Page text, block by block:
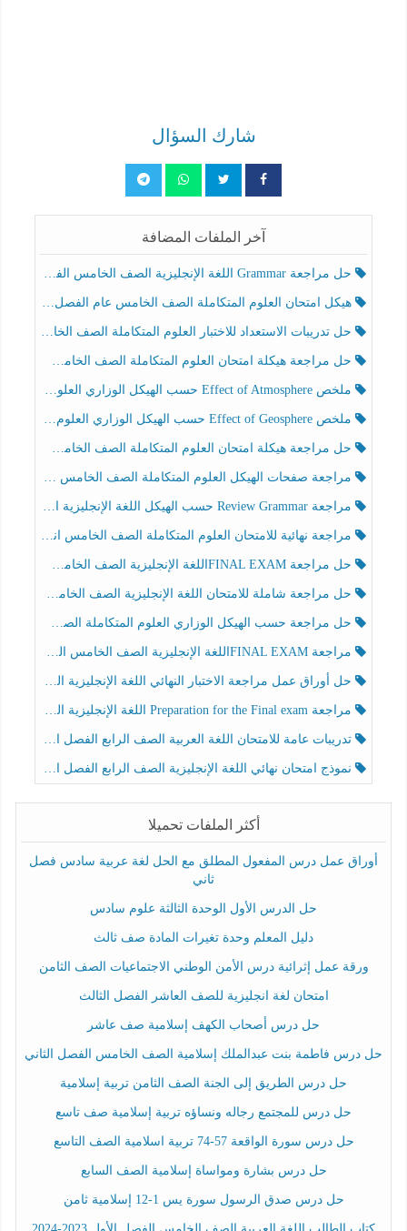
شارك السؤال
آخر الملفات المضافة
حل مراجعة Grammar اللغة الإنجليزية الصف الخامس الفصل الثالث
هيكل امتحان العلوم المتكاملة الصف الخامس عام الفصل الدراسي الثالث 2025-2026
حل تدريبات الاستعداد للاختبار العلوم المتكاملة الصف الخامس عام الفصل الثالث
حل مراجعة هيكلة امتحان العلوم المتكاملة الصف الخامس انسبير الفصل الثالث
ملخص Effect of Atmosphere حسب الهيكل الوزاري العلوم المتكاملة الصف الخامس انسبير الفصل الثالث
ملخص Effect of Geosphere حسب الهيكل الوزاري العلوم المتكاملة الصف الخامس انسبير الفصل الثالث
حل مراجعة هيكلة امتحان العلوم المتكاملة الصف الخامس عام الفصل الثالث
مراجعة صفحات الهيكل العلوم المتكاملة الصف الخامس انسبير الفصل الثالث
مراجعة Review Grammar حسب الهيكل اللغة الإنجليزية الصف الخامس الفصل الثالث
مراجعة نهائية للامتحان العلوم المتكاملة الصف الخامس انسبير الفصل الثالث
حل مراجعة FINAL EXAMاللغة الإنجليزية الصف الخامس الفصل الثالث
حل مراجعة شاملة للامتحان اللغة الإنجليزية الصف الخامس الفصل الثالث
حل مراجعة حسب الهيكل الوزاري العلوم المتكاملة الصف الخامس عام الفصل الثالث
مراجعة FINAL EXAMاللغة الإنجليزية الصف الخامس الفصل الثالث
حل أوراق عمل مراجعة الاختبار النهائي اللغة الإنجليزية الصف الرابع الفصل الثالث
مراجعة Preparation for the Final exam اللغة الإنجليزية الصف الرابع الفصل الثالث
تدريبات عامة للامتحان اللغة العربية الصف الرابع الفصل الثالث
نموذج امتحان نهائي اللغة الإنجليزية الصف الرابع الفصل الثالث
أكثر الملفات تحميلا
أوراق عمل درس المفعول المطلق مع الحل لغة عربية سادس فصل
ثاني
حل الدرس الأول الوحدة الثالثة علوم سادس
دليل المعلم وحدة تغيرات المادة صف ثالث
ورقة عمل إثرائية درس الأمن الوطني الاجتماعيات الصف الثامن
امتحان لغة انجليزية للصف العاشر الفصل الثالث
حل درس أصحاب الكهف إسلامية صف عاشر
حل درس فاطمة بنت عبدالملك إسلامية الصف الخامس الفصل الثاني
حل درس الطريق إلى الجنة الصف الثامن تربية إسلامية
حل درس للمجتمع رجاله ونساؤه تربية إسلامية صف تاسع
حل درس سورة الواقعة 57-74 تربية اسلامية الصف التاسع
حل درس بشارة ومواساة إسلامية الصف السابع
حل درس صدق الرسول سورة يس 1-12 إسلامية ثامن